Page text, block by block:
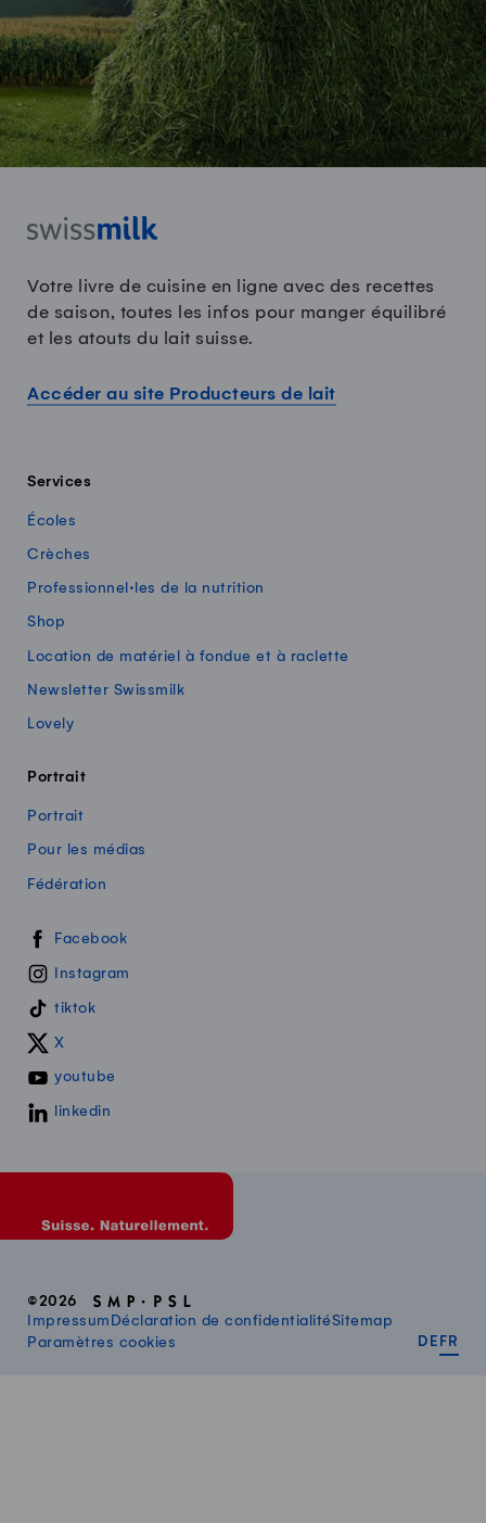
Votre livre de cuisine en ligne avec des recettes
de saison, toutes les infos pour manger équilibré
et les atouts du lait suisse.
Accéder au site Producteurs de lait
Services
Écoles
Crèches
Professionnel·les de la nutrition
Shop
Location de matériel à fondue et à raclette
Newsletter Swissmilk
Lovely
Portrait
Portrait
Pour les médias
Fédération
Swissmilk sur les réseaux sociaux
Facebook
Instagram
tiktok
X
youtube
linkedin
©2026
Impressum Déclaration de confidentialitéSitemap
Paramètres cookies
DE FR